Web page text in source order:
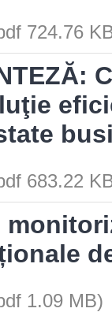
724.76
683.22
1.09 MB)